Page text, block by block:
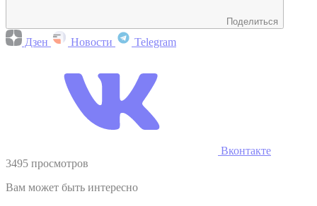
Поделиться
Дзен Новости Telegram
Вконтакте
3495 просмотров
Вам может быть интересно